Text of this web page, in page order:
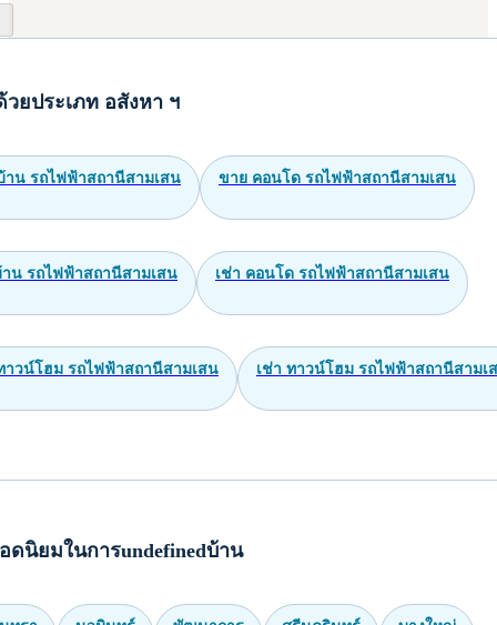
ยประเภท อสังหา ฯ
าน รถไฟฟ้าสถานีสามเสน ขาย คอนโด รถไฟฟ้าสถานีสามเสน
าน รถไฟฟ้าสถานีสามเสน เช่า คอนโด รถไฟฟ้าสถานีสามเสน
าวน์โฮม รถไฟฟ้าสถานีสามเสน เช่า ทาวน์โฮม รถไฟฟ้าสถานีสามเ
ดนิยมในการundefinedบ้าน